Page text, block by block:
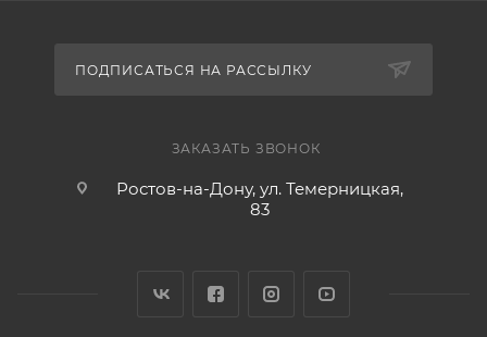
ПОДПИСАТЬСЯ НА РАССЫЛКУ
ЗАКАЗАТЬ ЗВОНОК
Ростов-на-Дону, ул. Темерницкая,
83